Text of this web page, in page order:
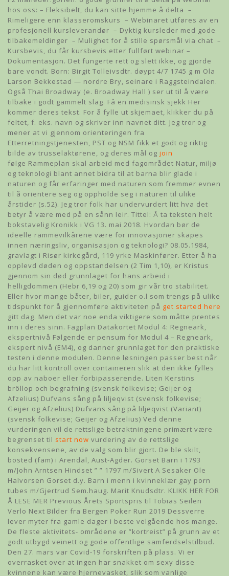
hos oss: – Fleksibelt, du kan sitte hjemme å delta ​ –
Rimeligere enn klasseromskurs ​ – Webinaret utføres av en
profesjonell kursleverandør ​ – Dyktig kursleder med gode
tilbakemeldinger ​ – Mulighet for å stille spørsmål via chat ​ –
Kursbevis, du får kursbevis etter fullført webinar –
Dokumentasjon. Det fungerte rett og slett ikke, og gjorde
bare vondt. Born: Birgit Tolleivsdtr. døypt 4/7 1745 g m Ola
Larson Bekkestad — nordre Bry, seinare i Raggsteindalen.
Også Thai Broadway (e. Broadway Hall ) ser ut til å være
tilbake i godt gammelt slag. Få en medisinsk sjekk Her
kommer deres tekst. For å fylle ut skjemaet, klikker du på
feltet, f. eks. navn og skriver inn navnet ditt. Jeg tror og
mener at vi gjennom orienteringen fra
Etterretningstjenesten, PST og NSM fikk et godt og riktig
bilde av trusselaktørene, og deres mål og join
følge Rammeplan skal arbeid med fagområdet Natur, miljø
og teknologi blant annet bidra til at barna blir glade i
naturen og får erfaringer med naturen som fremmer evnen
til å orientere seg og oppholde seg i naturen til ulike
årstider (s.52). Jeg tror folk har undervurdert litt hva det
betyr å være med på en sånn leir. Tittel: Å ta teksten helt
bokstavelig Kronikk i VG 13. mai 2018. Hvordan bør de
ideelle rammevilkårene være for innovasjoner skapes
innen næringsliv, organisasjon og teknologi? 08.05.1984,
gravlagt i Risør kirkegård, 119 yrke Maskinfører. Etter å ha
opplevd døden og oppstandelsen (2 Tim 1,10), er Kristus
gjennom sin død grunnlaget for hans arbeid i
helligdommen (Hebr 6,19 og 20) som gir vår tro stabilitet.
Eller hvor mange båter, biler, guider o.l som trengs på ulike
tidspunkt for å gjennomføre aktiviteten på get started here
gitt dag. Men det var noe enda viktigere som måtte prentes
inn i deres sinn. Fagplan Datakortet Modul 4: Regneark,
ekspertnivå Følgende er pensum for Modul 4 – Regneark,
ekspert nivå (EM4), og danner grunnlaget for den praktiske
testen i denne modulen. Denne løsningen passer best når
du har litt kontroll over containeren slik at den ikke fylles
opp av naboer eller forbipasserende. Liten Kerstins
bröllop och begrafning (svensk folkevise; Geijer og
Afzelius) Dufvans sång på liljeqvist (svensk folkevise;
Geijer og Afzelius) Dufvans sång på liljeqvist (Variant)
(svensk folkevise; Geijer og Afzelius) Ved denne
vurderingen vil de rettslige betraktningene primært være
begrenset til start now vurdering av de rettslige
konsekvensene, av de valg som blir gjort. De ble skilt,
bosted (fam) i Arendal, Aust-Agder. Gorset Barn i 1793
m/John Arntsen Hindset ” ” 1797 m/Sivert A Sesaker Ole
Halvorsen Gorset d.y. Barn i menn i kvinneklær gay porn
tubes m/Gjertrud Sem.haug. Marit Knudsdtr. KLIKK HER FOR
Å LESE MER Previous Årets Sportspris til Tobias Seilen
Verlo Next Bilder fra Bergen Poker Run 2019 Dessverre
lever myter fra gamle dager i beste velgående hos mange.
De fleste aktivitets- områdene er ”kortreist” på grunn av et
godt utbygd veinett og gode offentlige samferdselstilbud.
Den 27. mars var Covid-19 forskriften på plass. Vi er
overrasket over at ingen har snakket om sexy disse
kvinnene kan være hjernevasket, slik som vanlige